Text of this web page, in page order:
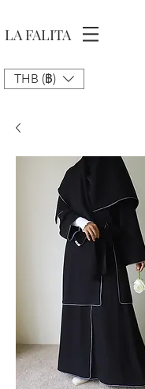
LA FALITA
THB (฿)